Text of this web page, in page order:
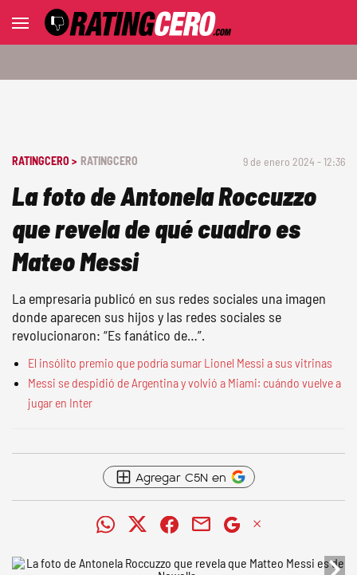
RATINGCERO > RATINGCERO 9 de enero 2024 - 12:36
La foto de Antonela Roccuzzo
que revela de qué cuadro es
Mateo Messi
La empresaria publicó en sus redes sociales una imagen
donde aparecen sus hijos y las redes sociales se
revolucionaron: “Es fanático de…”.
El insólito premio que podría sumar Lionel Messi a sus vitrinas
Messi se despidió de Argentina y volvió a Miami: cuándo vuelve a
jugar en Inter
Agregar C5N en